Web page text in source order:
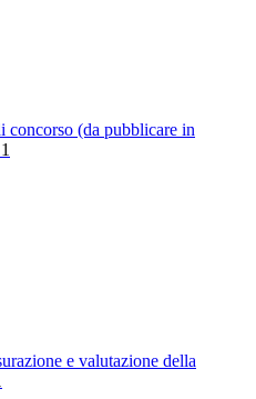
concorso (da pubblicare in
1
e valutazione della